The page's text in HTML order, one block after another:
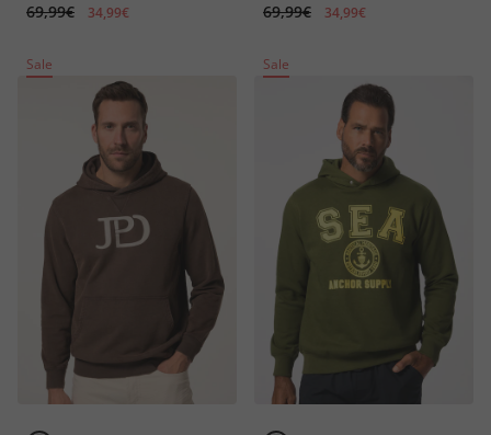
69,99€ 34,99€ 69,99€ 34,99€
Sale Sale